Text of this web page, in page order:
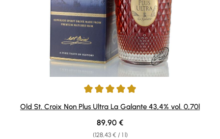
Average rating of 4.91 out of 5 stars
Old St. Croix Non Plus Ultra La Galante 43,4% vol. 0,70l
(128,43 € / 1 l)
Regular price:
89,90 €